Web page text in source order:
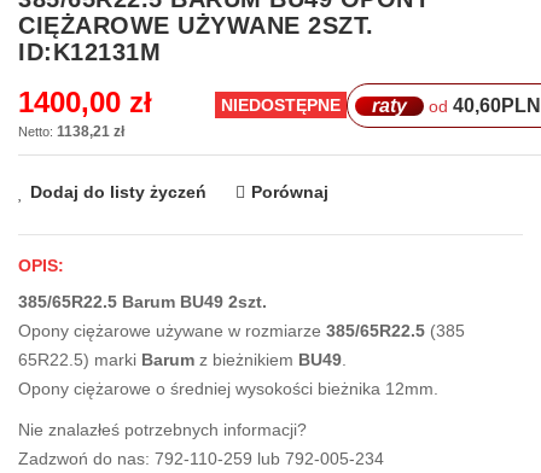
na
początek
galerii
CIĘŻAROWE UŻYWANE 2SZT.
ID:K12131M
1400,00 zł
1138,21 zł
NIEDOSTĘPNE raty od 40,60PLN
Dodaj do listy życzeń Porównaj
OPIS:
385/65R22.5 Barum BU49 2szt.
Opony ciężarowe używane w rozmiarze 385/65R22.5 (385
65R22.5) marki Barum z bieżnikiem BU49.
Opony ciężarowe o średniej wysokości bieżnika 12mm.
Nie znalazłeś potrzebnych informacji?
Zadzwoń do nas: 792-110-259 lub 792-005-234